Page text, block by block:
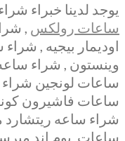
يوجد لدينا خبراء
ساعات رولكس ,
اوديمار بيجيه ,
وينستون , شراء
ساعات لونجين
ساعات فاشيرون
شراء ساعه ريتشارد
ساعات بوم اند